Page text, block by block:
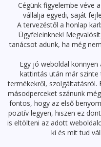
Cégünk figyelembe véve
vállalja egyedi, saját
A tervezéstől a honlap
Ügyfeleinknek!
tanácsot adunk, ha még
Egy jó weboldal
kattintás után már szinte
termékekről, szolgáltatásról.
másodperceket szánunk
fontos, hogy az első
pozitív legyen, hiszen ez
is eltölteni az adott
ki és mit tud